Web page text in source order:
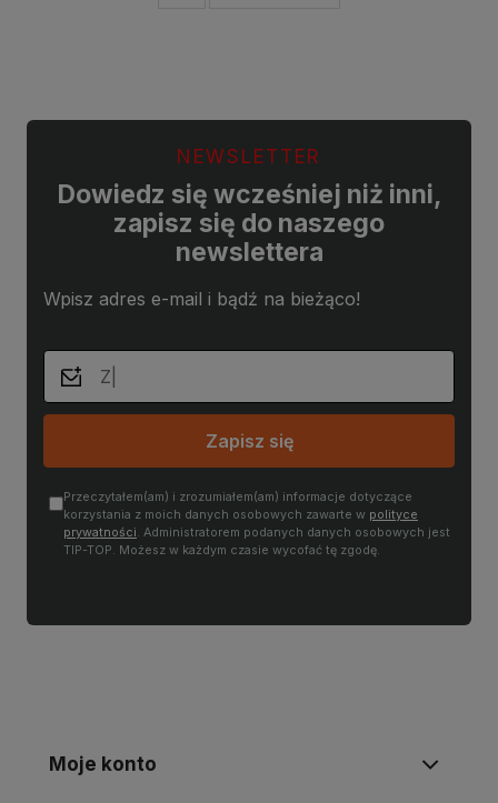
NEWSLETTER
Dowiedz się wcześniej niż inni,
zapisz się do naszego
newslettera
Wpisz adres e-mail i bądź na bieżąco!
Zapisz się
Przeczytałem(am) i zrozumiałem(am) informacje dotyczące
korzystania z moich danych osobowych zawarte w polityce
prywatności. Administratorem podanych danych osobowych jest
TIP-TOP. Możesz w każdym czasie wycofać tę zgodę.
Moje konto